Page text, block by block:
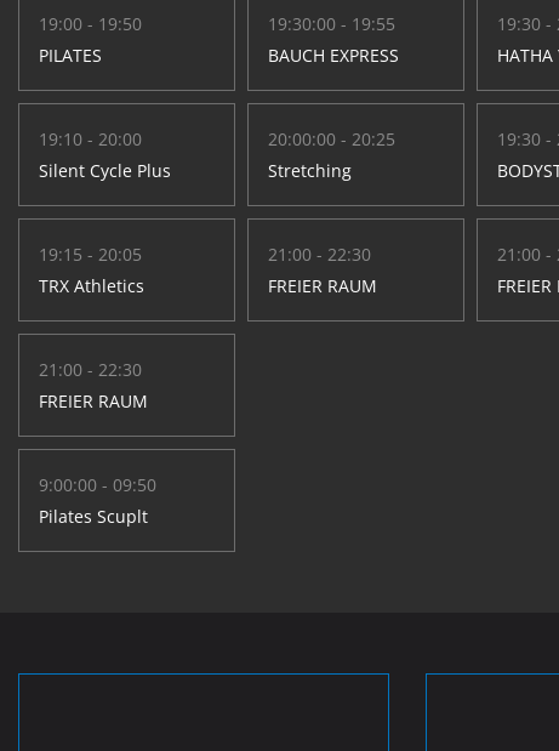
19:00 - 19:50
PILATES
19:10 - 20:00
Silent Cycle Plus
19:15 - 20:05
TRX Athletics
21:00 - 22:30
FREIER RAUM
9:00:00 - 09:50
Pilates Scuplt
19:30:00 - 19:55
BAUCH EXPRESS
20:00:00 - 20:25
Stretching
21:00 - 22:30
FREIER RAUM
19:30 -
HATHA
19:30 -
21:00 -